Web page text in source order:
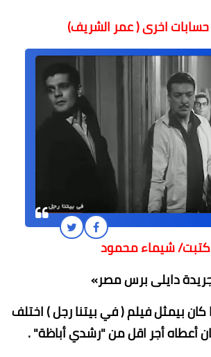
حسابات اخرى ( عمر الشريف)
كتبت/ شيماء محمود
دايلى برس مصر»
بيمثل فيلم ( في بيتنا رجل ) اختلف
أعطاه أجر اقل من "رشدي أباظة" .